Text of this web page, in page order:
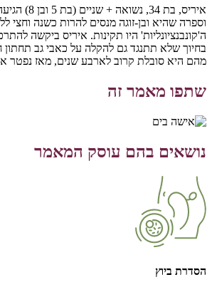
איריס, בת 34,
וספרה שהיא ובן-זוגה מנסים להרות כשנה וחצי
ה'קונבנציונליות' היו תקינות. איריס ביקשה
בחיוך שלא תתנגד גם להקלה על כאבי גב תחתון
מהם היא סובלת קרוב לארבע שנים, מאז נפטר
שתפו מאמר זה
נושאים בהם עוסק המאמר
הסדרת ביוץ